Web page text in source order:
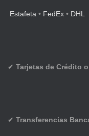
Estafeta • FedEx • DHL
✔ Tarjetas de Crédito
✔ Transferencias